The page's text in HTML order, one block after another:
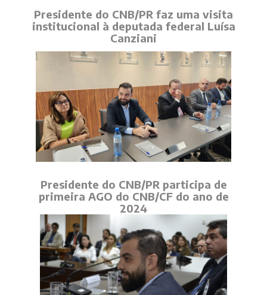
Presidente do CNB/PR faz uma visita
institucional à deputada federal Luísa
Canziani
Presidente do CNB/PR participa de
primeira AGO do CNB/CF do ano de
2024